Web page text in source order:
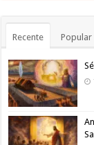
Recente Popular